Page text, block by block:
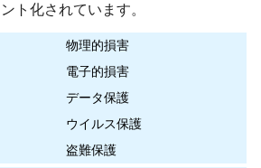
ト化されています。
物理的損害
電子的損害
データ保護
ウイルス保護
盗難保護